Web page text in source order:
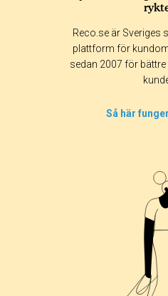
Reco.se är Sveriges
plattform för
sedan 2007 för
Så här